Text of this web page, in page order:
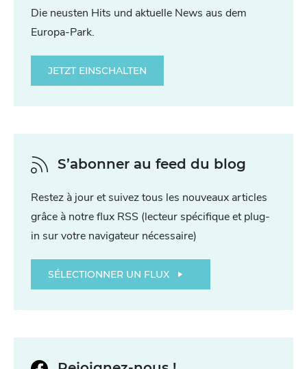
Die neusten Hits und aktuelle News aus dem
Europa-Park.
JETZT EINSCHALTEN
S’abonner au feed du blog
Restez à jour et suivez tous les nouveaux articles
grâce à notre flux RSS (lecteur spécifique et plug-
in sur votre navigateur nécessaire)
SÉLECTIONNER UN FLUX